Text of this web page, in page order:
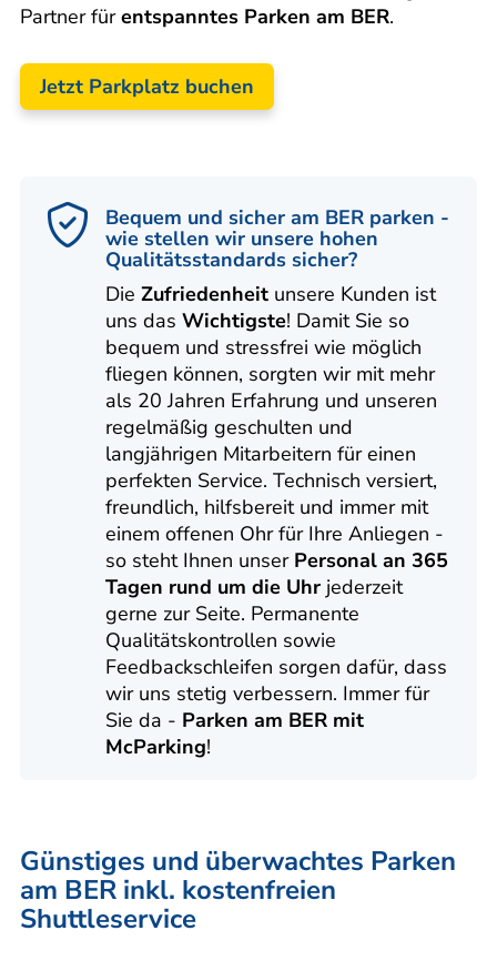
Partner fürentspanntes Parken am BER.
Jetzt Parkplatz buchen
Bequem und sicher am BER parken -
wie stellen wir unsere hohen
Qualitätsstandards sicher?
Die Zufriedenheit unsere Kunden ist
uns das Wichtigste! Damit Sie so
bequem und stressfrei wie möglich
fliegen können, sorgten wir mit mehr
als 20 Jahren Erfahrung und unseren
regelmäßig geschulten und
langjährigen Mitarbeitern für einen
perfekten Service. Technisch versiert,
freundlich, hilfsbereit und immer mit
einem offenen Ohr für Ihre Anliegen -
so steht Ihnen unser Personal an 365
Tagen rund um die Uhr jederzeit
gerne zur Seite. Permanente
Qualitätskontrollen sowie
Feedbackschleifen sorgen dafür, dass
wir uns stetig verbessern. Immer für
Sie da - Parken am BER mit
McParking!
Günstiges und überwachtes Parken
am BER inkl. kostenfreien
Shuttleservice